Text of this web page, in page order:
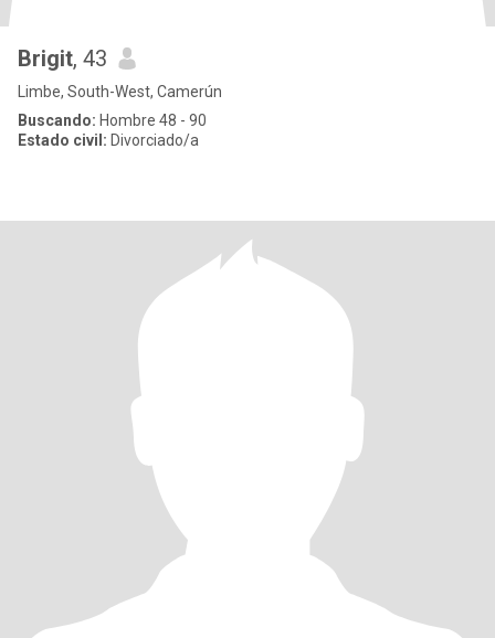
Brigit, 43
Limbe, South-West, Camerún
Buscando: Hombre 48 - 90
Estado civil: Divorciado/a